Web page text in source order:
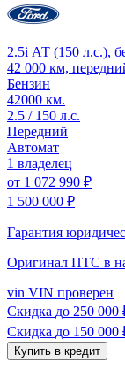
2.5i АТ (150 л.с.),
42 000 км,
Бензин
42000 км.
2.5 / 150 л.с.
Передний
Автомат
1 владелец
от 1 072 990 ₽
1 500 000 ₽
Гарантия
Оригинал ПТС в
vin VIN проверен
Скидка до 250 000
Скидка до 150 000
Купить в кредит